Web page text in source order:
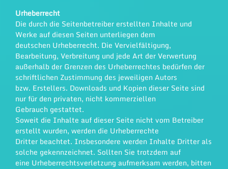
Urheberrecht
Die durch die Seitenbetreiber erstellten Inhalte und
Werke auf diesen Seiten unterliegen dem
deutschen Urheberrecht. Die Vervielfältigung,
Bearbeitung, Verbreitung und jede Art der Verwertung
außerhalb der Grenzen des Urheberrechtes bedürfen der
schriftlichen Zustimmung des jeweiligen Autors
bzw. Erstellers. Downloads und Kopien dieser Seite sind
nur für den privaten, nicht kommerziellen
Gebrauch gestattet.
Soweit die Inhalte auf dieser Seite nicht vom Betreiber
erstellt wurden, werden die Urheberrechte
Dritter beachtet. Insbesondere werden Inhalte Dritter als
solche gekennzeichnet. Sollten Sie trotzdem auf
eine Urheberrechtsverletzung aufmerksam werden, bitten